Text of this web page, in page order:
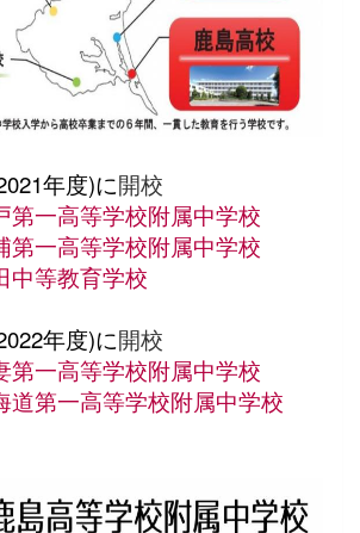
年度)に開校
第一高等学校附属中学校
第一高等学校附属中学校
中等教育学校
年度)に開校
第一高等学校附属中学校
道第一高等学校附属中学校